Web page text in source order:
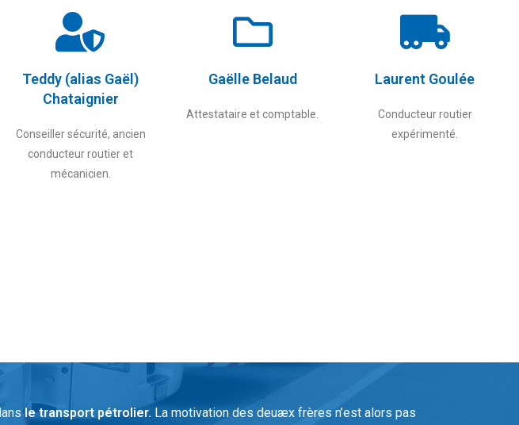
Teddy (alias Gaël)
Chataignier
Conseiller sécurité, ancien
conducteur routier et
mécanicien.
Gaëlle Belaud
Attestataire et comptable.
Laurent Goulée
Conducteur routier
expérimenté.
le transport pétrolier. La motivation des deuæx frères n’est alors pas